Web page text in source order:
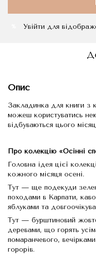
Увійти для
Опис
Закладинка для книги з
можеш користуватись
відбуваються цього
Про колекцію «Осінні
Головна ідея цієї
кожного місяця осені.
Тут — ще подекуди
походами в Карпати,
яблуками та
Тут — бурштиновий
деревами, що горять
помаранчевого,
горорів.